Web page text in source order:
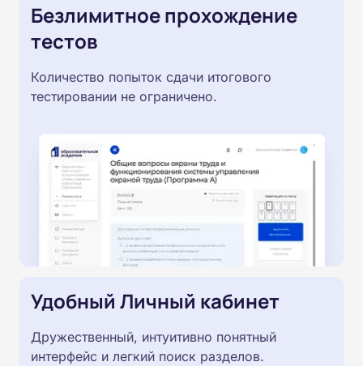
Безлимитное прохождение
тестов
Количество попыток сдачи итогового
тестировании не ограничено.
Удобный Личный кабинет
Дружественный, интуитивно понятный
интерфейс и легкий поиск разделов.